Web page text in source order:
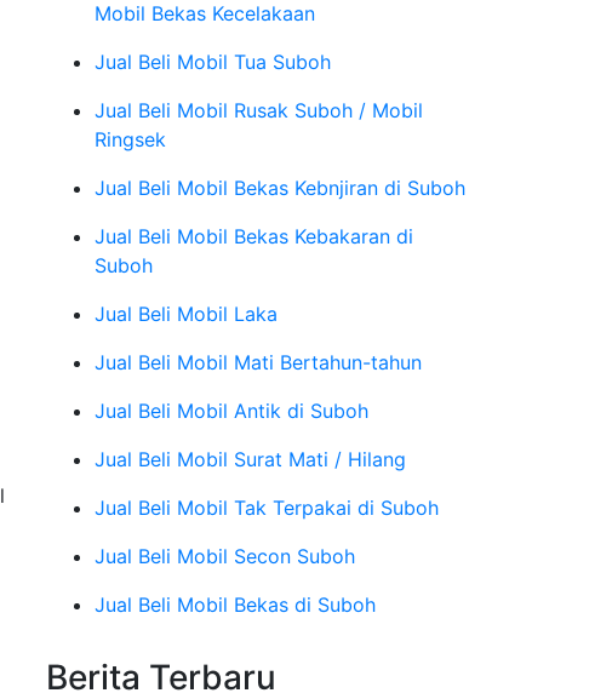
Mobil Bekas Kecelakaan
Jual Beli Mobil Tua Suboh
Jual Beli Mobil Rusak Suboh / Mobil
Ringsek
Jual Beli Mobil Bekas Kebnjiran di Suboh
Jual Beli Mobil Bekas Kebakaran di
Suboh
Jual Beli Mobil Laka
Jual Beli Mobil Mati Bertahun-tahun
Jual Beli Mobil Antik di Suboh
Jual Beli Mobil Surat Mati / Hilang
Jual Beli Mobil Tak Terpakai di Suboh
Jual Beli Mobil Secon Suboh
Jual Beli Mobil Bekas di Suboh
Berita Terbaru